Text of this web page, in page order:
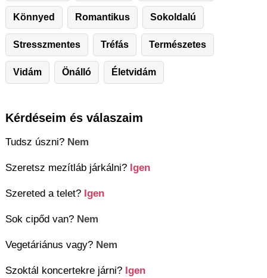
Könnyed Romantikus Sokoldalú
Stresszmentes Tréfás Természetes
Vidám Önálló Életvidám
Kérdéseim és válaszaim
Tudsz úszni? Nem
Szeretsz mezítláb járkálni? Igen
Szereted a telet? Igen
Sok cipőd van? Nem
Vegetáriánus vagy? Nem
Szoktál koncertekre járni? Igen